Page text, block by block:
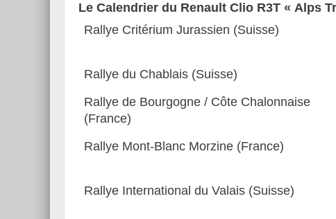
Le Calendrier du Renault Clio R3T « Alps
Rallye Critérium Jurassien (Suisse)
Rallye du Chablais (Suisse)
Rallye de Bourgogne / Côte Chalonnaise
(France)
Rallye Mont-Blanc Morzine (France)
Rallye International du Valais (Suisse)